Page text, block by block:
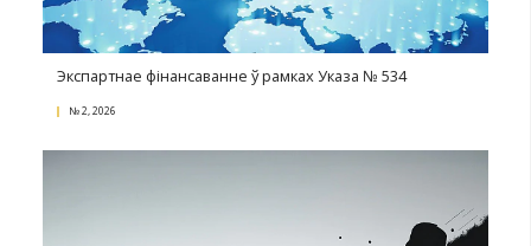
Рэклама і ІІ: рызыкі і адказнасць